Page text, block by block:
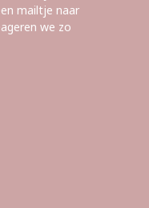
mailtje naar
we zo